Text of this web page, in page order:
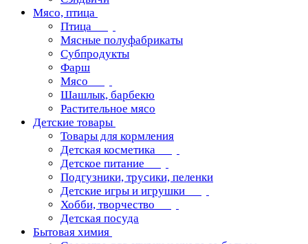
Мясо, птица
Птица
Мясные полуфабрикаты
Субпродукты
Фарш
Мясо
Шашлык, барбекю
Растительное мясо
Детские товары
Товары для кормления
Детская косметика
Детское питание
Подгузники, трусики, пеленки
Детские игры и игрушки
Хобби, творчество
Детская посуда
Бытовая химия